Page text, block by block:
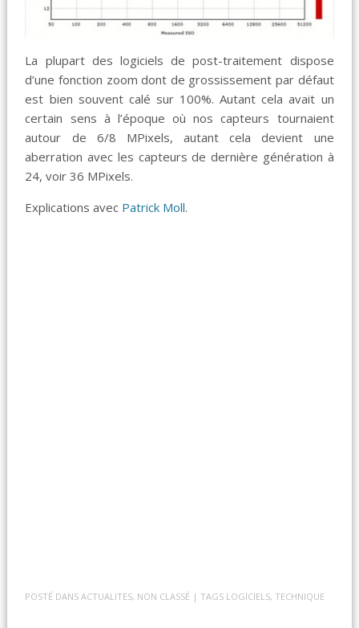
La plupart des logiciels de post-traitement dispose
d’une fonction zoom dont de grossissement par défaut
est bien souvent calé sur 100%. Autant cela avait un
certain sens à l’époque où nos capteurs tournaient
autour de 6/8 MPixels, autant cela devient une
aberration avec les capteurs de dernière génération à
24, voir 36 MPixels.
Explications avec Patrick Moll.
POSTÉ DANSACTUALITES, NON CLASSÉ | TAGS LOGICIELS, TECHNIQUE